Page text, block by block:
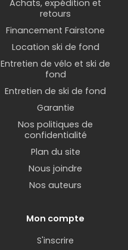
Achats, expédition et
retours
Financement Fairstone
Location ski de fond
Entretien de vélo et ski de
fond
Entretien de ski de fond
Garantie
Nos politiques de
confidentialité
Plan du site
Nous joindre
Nos auteurs
Mon compte
S'inscrire